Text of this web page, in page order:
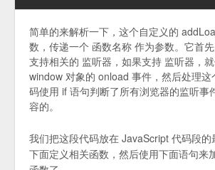
简单的来解析一下，这个自定义的
数，传递一个 函数名称 作为参数。它首
支持相关的 监听器，如果支持 监听器，
window 对象的 onload 事件，然后处理
码使用 if 语句判断了所有浏览器的监听事
容的。
我们把这段代码放在 JavaScript 代码段
下面定义相关函数，然后使用下面语句来